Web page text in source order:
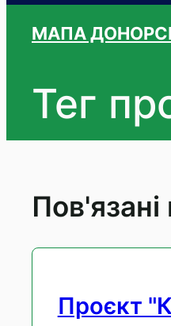
МАПА
Тег
Проєкт